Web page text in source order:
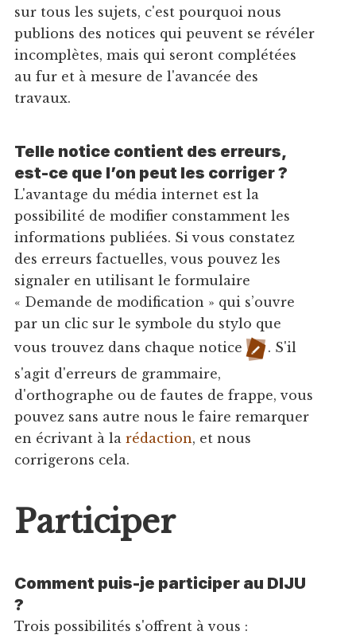
sur tous les sujets, c'est pourquoi nous
publions des notices qui peuvent se révéler
incomplètes, mais qui seront complétées
au fur et à mesure de l'avancée des
travaux.
Telle notice contient des erreurs,
est-ce que l’on peut les corriger ?
L'avantage du média internet est la
possibilité de modifier constamment les
informations publiées. Si vous constatez
des erreurs factuelles, vous pouvez les
signaler en utilisant le formulaire
« Demande de modification » qui s’ouvre
par un clic sur le symbole du stylo que
vous trouvez dans chaque notice
. S'il
s'agit d'erreurs de grammaire,
d'orthographe ou de fautes de frappe, vous
pouvez sans autre nous le faire remarquer
en écrivant à la rédaction, et nous
corrigerons cela.
Participer
Comment puis-je participer au DIJU
?
Trois possibilités s'offrent à vous :